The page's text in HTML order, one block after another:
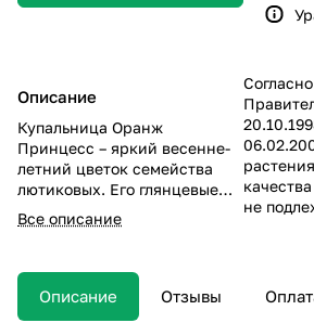
Описание
Купальница Оранж
Принцесс – яркий весенне-
летний цветок семейства
лютиковых. Его глянцевые
лепестки накладываются
друг на друга, образуя шар
Высота стеблей до 60
сантиметров, диаметр
цветка до 5 сантиметров. На
Все описание
не
Описание Отзывы